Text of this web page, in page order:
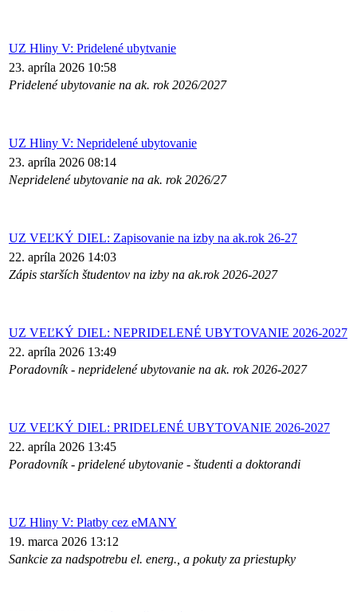
UZ Hliny V: Pridelené ubytvanie
23. apríla 2026 10:58
Pridelené ubytovanie na ak. rok 2026/2027
UZ Hliny V: Nepridelené ubytovanie
23. apríla 2026 08:14
Nepridelené ubytovanie na ak. rok 2026/27
UZ VEĽKÝ DIEL: Zapisovanie na izby na ak.rok 26-27
22. apríla 2026 14:03
Zápis starších študentov na izby na ak.rok 2026-2027
UZ VEĽKÝ DIEL: NEPRIDELENÉ UBYTOVANIE 2026-2027
22. apríla 2026 13:49
Poradovník - nepridelené ubytovanie na ak. rok 2026-2027
UZ VEĽKÝ DIEL: PRIDELENÉ UBYTOVANIE 2026-2027
22. apríla 2026 13:45
Poradovník - pridelené ubytovanie - študenti a doktorandi
UZ Hliny V: Platby cez eMANY
19. marca 2026 13:12
Sankcie za nadspotrebu el. energ., a pokuty za priestupky